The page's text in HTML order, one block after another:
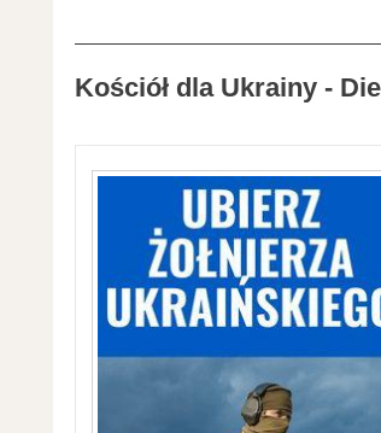
Kościół dla Ukrainy -